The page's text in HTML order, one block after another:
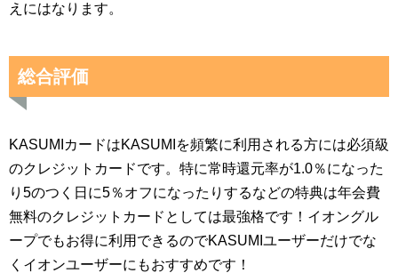
えにはなります。
総合評価
KASUMIカードはKASUMIを頻繁に利用される方には必須級
のクレジットカードです。特に常時還元率が1.0％になった
り5のつく日に5％オフになったりするなどの特典は年会費
無料のクレジットカードとしては最強格です！イオングル
ープでもお得に利用できるのでKASUMIユーザーだけでな
くイオンユーザーにもおすすめです！